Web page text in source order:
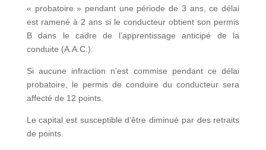
« probatoire » pendant une période de 3 ans, ce délai
est ramené à 2 ans si le conducteur obtient son permis
B dans le cadre de l’apprentissage anticipé de la
conduite (A.A.C.).
Si aucune infraction n’est commise pendant ce délai
probatoire, le permis de conduire du conducteur sera
affecté de 12 points.
Le capital est susceptible d’être diminué par des retraits
de points.